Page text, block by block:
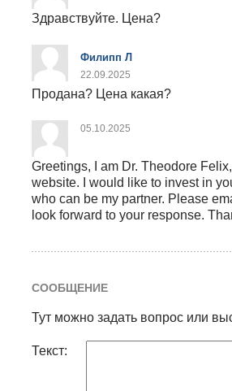
Здравствуйте. Цена?
Филипп Л
22.09.2025
Продана? Цена какая?
05.10.2025
Greetings, I am Dr. Theodore
website. I would like to invest in
who can be my partner. Please
look forward to your response.
СООБЩЕНИЕ
Тут можно задать вопрос или
Текст: